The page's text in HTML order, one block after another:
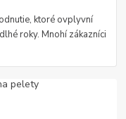
ktoré ovplyvní
roky. Mnohí zákazníci